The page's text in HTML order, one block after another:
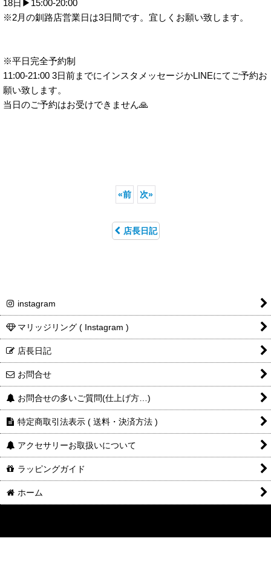
18日▶︎15:00-20:00
※2月の釧路店営業日は3日間です。宜しくお願い致します。
※平日完全予約制
11:00-21:00 3日前までにインスタメッセージかLINEにてご予約お
願い致します。
当日のご予約はお受けできません🙏
«前 次»
店長日記
instagram
マリッジリング ( Instagram )
店長日記
お問合せ
お問合せの多いご質問(仕上げ方…)
特定商取引法表示 ( 送料・決済方法 )
アクセサリーお取扱いについて
ラッピングガイド
ホーム